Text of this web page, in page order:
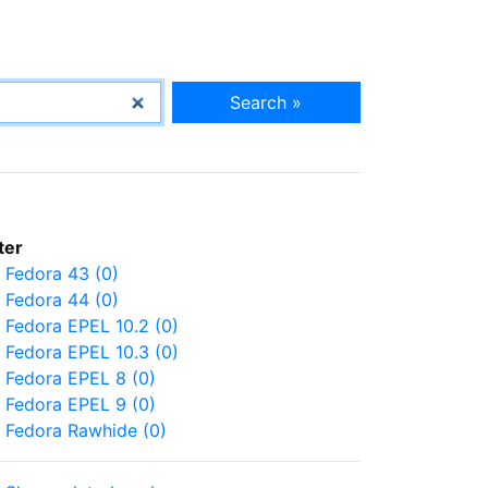
Search »
Fedora 43 (0)
Fedora 44 (0)
Fedora EPEL 10.2 (0)
Fedora EPEL 10.3 (0)
Fedora EPEL 8 (0)
Fedora EPEL 9 (0)
Fedora Rawhide (0)